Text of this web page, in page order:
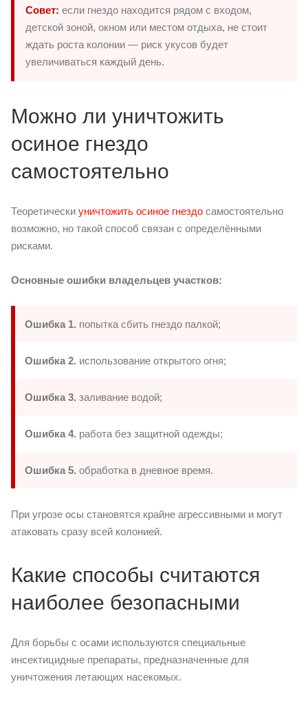
Совет: если гнездо находится рядом с входом,
детской зоной, окном или местом отдыха, не стоит
ждать роста колонии — риск укусов будет
увеличиваться каждый день.
Можно ли уничтожить
осиное гнездо
самостоятельно
Теоретически уничтожить осиное гнездо самостоятельно
возможно, но такой способ связан с определёнными
рисками.
Основные ошибки владельцев участков:
Ошибка 1. попытка сбить гнездо палкой;
Ошибка 2. использование открытого огня;
Ошибка 3. заливание водой;
Ошибка 4. работа без защитной одежды;
Ошибка 5. обработка в дневное время.
При угрозе осы становятся крайне агрессивными и могут
атаковать сразу всей колонией.
Какие способы считаются
наиболее безопасными
Для борьбы с осами используются специальные
инсектицидные препараты, предназначенные для
уничтожения летающих насекомых.